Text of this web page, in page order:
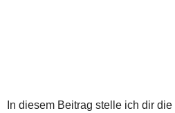
In diesem Beitrag stelle ich dir